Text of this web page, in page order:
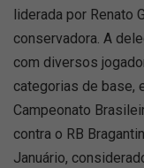
liderada por Renato
conservadora. A
com diversos
categorias de base,
Campeonato
contra o RB
Januário,